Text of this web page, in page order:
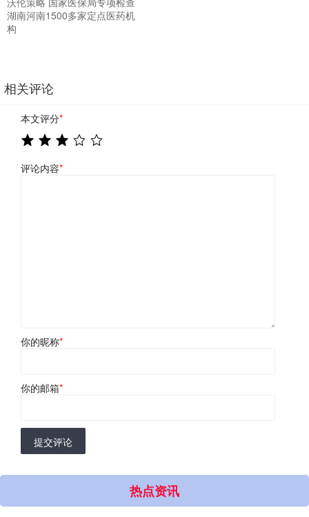
湖南河南1500多家定点医药机
构
相关评论
本文评分*
评论内容*
你的昵称*
你的邮箱*
提交评论
热点资讯